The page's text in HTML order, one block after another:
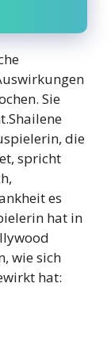
Sie
die
spricht
es
hat in
wie sich
hat: